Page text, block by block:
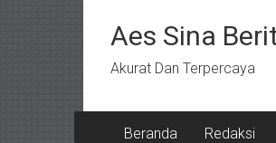
kontenAes Sina
Akurat Dan Terpercaya
Beranda Redaksi